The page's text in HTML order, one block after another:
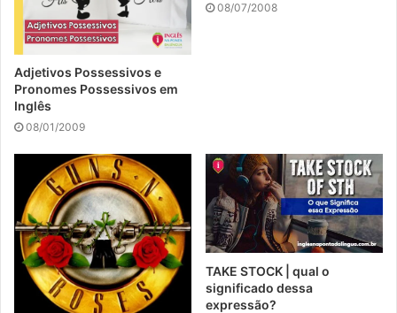
Adjetivos Possessivos e
Pronomes Possessivos em
Inglês
08/01/2009
08/07/2008
TAKE STOCK | qual o
significado dessa
expressão?